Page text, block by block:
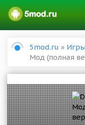
5mod.ru »
Мод (полная